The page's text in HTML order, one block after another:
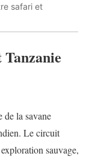
safari et
de la savane
Le circuit
sauvage,